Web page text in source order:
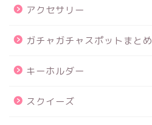
アクセサリー
ガチャガチャスポットまとめ
キーホルダー
スクイーズ